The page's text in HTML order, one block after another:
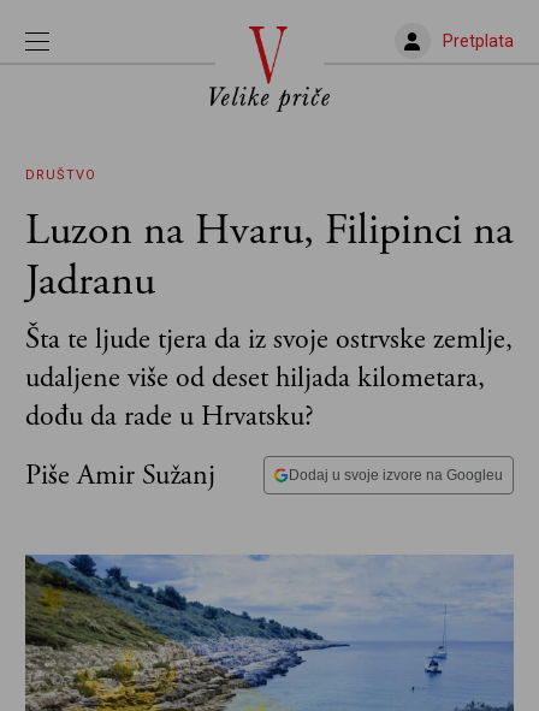
Pretplata
DRUŠTVO
Luzon na Hvaru, Filipinci na
Jadranu
Šta te ljude tjera da iz svoje ostrvske zemlje,
udaljene više od deset hiljada kilometara,
dođu da rade u Hrvatsku?
Piše Amir Sužanj
Dodaj u svoje izvore na Googleu